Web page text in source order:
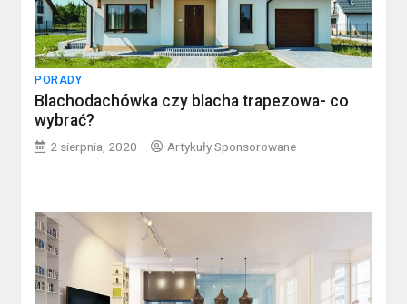
PORADY
Blachodachówka czy blacha trapezowa- co
wybrać?
2 sierpnia, 2020 Artykuły Sponsorowane